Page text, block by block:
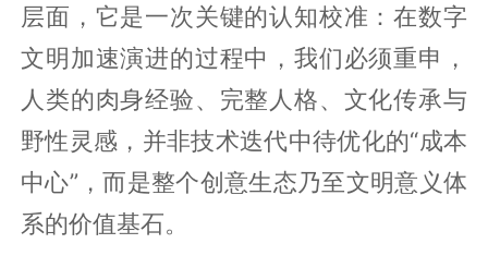
层面，它是一次关键的认知校准：在数字
文明加速演进的过程中，我们必须重申，
人类的肉身经验、完整人格、文化传承与
野性灵感，并非技术迭代中待优化的“成本
中心”，而是整个创意生态乃至文明意义体
系的价值基石。